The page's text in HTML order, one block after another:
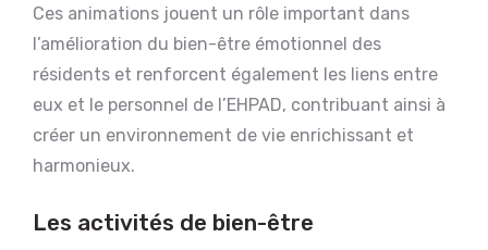
Ces animations jouent un rôle important dans
l’amélioration du bien-être émotionnel des
résidents et renforcent également les liens entre
eux et le personnel de l’EHPAD, contribuant ainsi à
créer un environnement de vie enrichissant et
harmonieux.
Les activités de bien-être